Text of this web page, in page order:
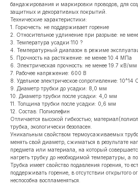
бандажирования и маркировки проводов, для
защитных и декоративных покрытий.
Технические характеристики:
1. Горючесть: не поддерживает горение
2. Относительное удлинение при разрыве: не
3. Температура усадки:110 ?
4. Температурный диапазон в режиме
5. Прочность на растяжение: не менее 10.4 МПа
6. Электрическая прочность: не менее 19.7 кВ/мм
7. Рабочее напряжение: 600 В
8. Удельное электрическое сопротивление:
9. Диаметр трубки до усадки: 8,0 мм
10. Диаметр трубки после усадки: 4,0 мм
11. Толщина трубки после усадки: 0,6 мм
12. Состав: Полиолефин
Отличается высокой гибкостью;
трубка, экологически безопасен.
Уникальным свойством термоусаживаемых
менять свой диаметр, сжиматься в результате
предмета или материала, на который
нагреть трубку до необходимой температуры, а
Трубка имеет свойство подавления горения, то
поддерживать горение, в отсутствии открытого
неспособна воспламеняться.